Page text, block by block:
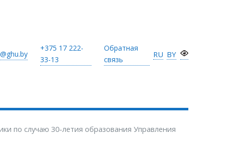
+375 17 222-
33-13
Обратная
связь
RU BY
по случаю 30-летия образования Управления